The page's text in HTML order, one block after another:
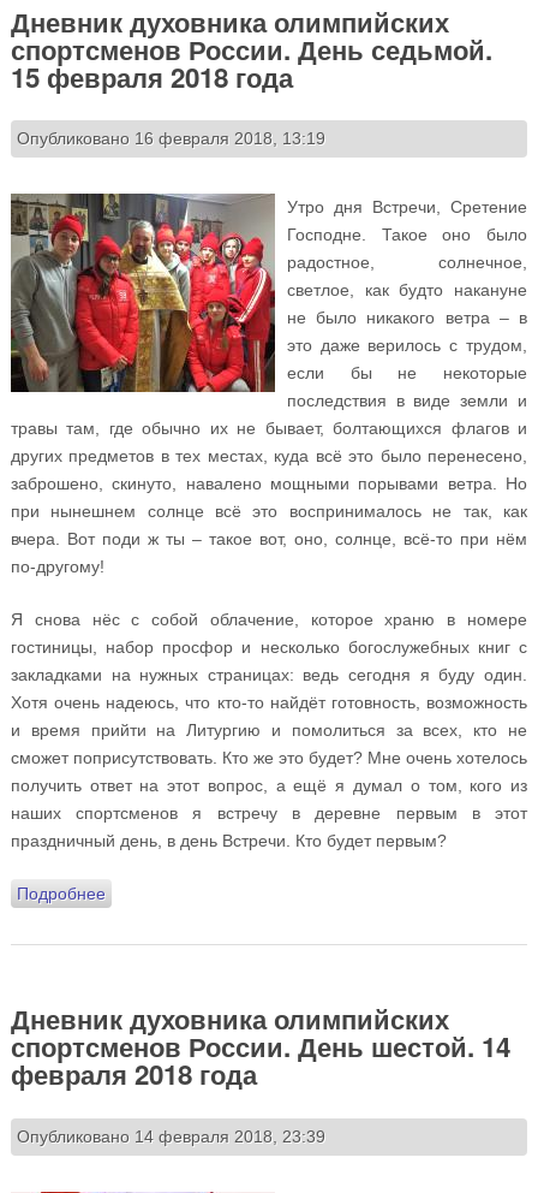
Дневник духовника олимпийских
спортсменов России. День седьмой.
15 февраля 2018 года
Опубликовано 16 февраля 2018, 13:19
Утро дня Встречи, Сретение
Господне. Такое оно было
радостное, солнечное,
светлое, как будто накануне
не было никакого ветра – в
это даже верилось с трудом,
если бы не некоторые
последствия в виде земли и
травы там, где обычно их не бывает, болтающихся флагов и
других предметов в тех местах, куда всё это было перенесено,
заброшено, скинуто, навалено мощными порывами ветра. Но
при нынешнем солнце всё это воспринималось не так, как
вчера. Вот поди ж ты – такое вот, оно, солнце, всё-то при нём
по-другому!
Я снова нёс с собой облачение, которое храню в номере
гостиницы, набор просфор и несколько богослужебных книг с
закладками на нужных страницах: ведь сегодня я буду один.
Хотя очень надеюсь, что кто-то найдёт готовность, возможность
и время прийти на Литургию и помолиться за всех, кто не
сможет поприсутствовать. Кто же это будет? Мне очень хотелось
получить ответ на этот вопрос, а ещё я думал о том, кого из
наших спортсменов я встречу в деревне первым в этот
праздничный день, в день Встречи. Кто будет первым?
Подробнеео Дневник духовника олимпийских спортсменов
Дневник духовника олимпийских
спортсменов России. День шестой. 14
февраля 2018 года
Опубликовано 14 февраля 2018, 23:39